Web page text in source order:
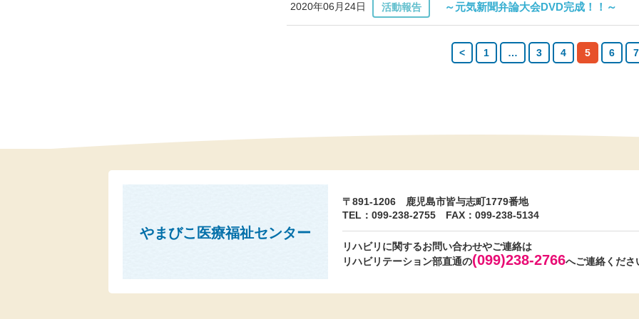
2020年06月24日 活動報告 ～元気新聞弁論大会DVD完成！！～
< 1 … 3 4 5 6 7
やまびこ医療福祉センター
〒891-1206 鹿児島市皆与志町1779番地
TEL：099-238-2755
FAX：099-238-5134
リハビリに関するお問い合わせやご連絡は
リハビリテーション部直通の(099)238-2766へご連絡くださ